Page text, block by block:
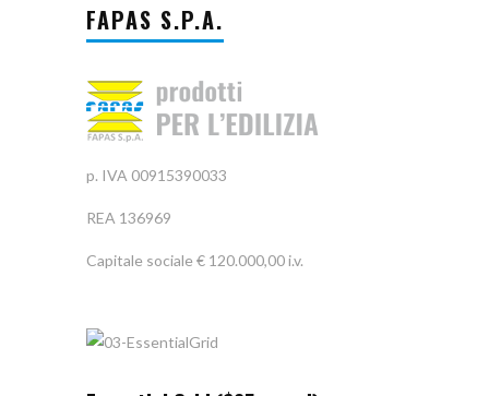
FAPAS S.P.A.
p. IVA 00915390033
REA 136969
Capitale sociale € 120.000,00 i.v.